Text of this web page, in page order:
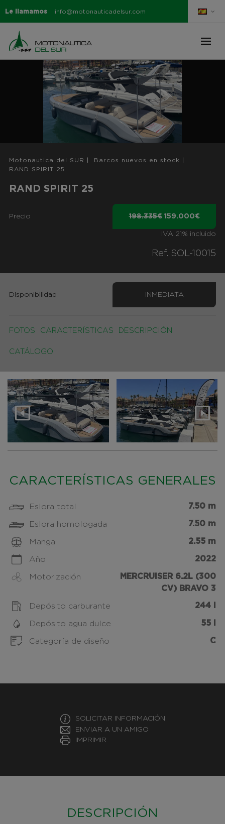
Le llamamos info@motonauticadelsur.com
Motonautica del SUR Barcos nuevos en stock
RAND SPIRIT 25
RAND SPIRIT 25
Precio 198.335€ 159.000€
IVA 21% incluido
Ref. SOL-10015
FOTOS CARACTERÍSTICAS DESCRIPCIÓN
CATÁLOGO
Disponibilidad INMEDIATA
CARACTERÍSTICAS GENERALES
Eslora total 7.50 m
Eslora homologada 7.50 m
Manga 2.55 m
Año 2022
Motorización
MERCRUISER 6.2L (300
CV) BRAVO 3
Depósito carburante 244 l
Depósito agua dulce 55 l
Categoría de diseño C
SOLICITAR INFORMACIÓN
ENVIAR A UN AMIGO
IMPRIMIR
DESCRIPCIÓN